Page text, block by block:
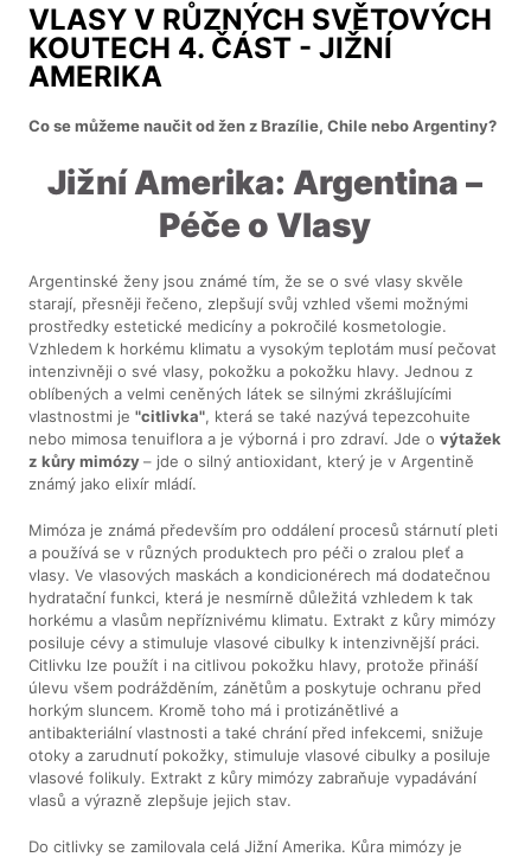
VLASY V RŮZNÝCH SVĚTOVÝCH
KOUTECH 4. ČÁST - JIŽNÍ
AMERIKA
Co se můžeme naučit od žen z Brazílie, Chile nebo Argentiny?
Jižní Amerika: Argentina –
Péče o Vlasy
Argentinské ženy jsou známé tím, že se o své vlasy skvěle
starají, přesněji řečeno, zlepšují svůj vzhled všemi možnými
prostředky estetické medicíny a pokročilé kosmetologie.
Vzhledem k horkému klimatu a vysokým teplotám musí pečovat
intenzivněji o své vlasy, pokožku a pokožku hlavy. Jednou z
oblíbených a velmi ceněných látek se silnými zkrášlujícími
vlastnostmi je"citlivka", která se také nazývá tepezcohuite
nebo mimosa tenuiflora a je výborná i pro zdraví. Jde ovýtažek
z kůry mimózy– jde o silný antioxidant, který je v Argentině
známý jako elixír mládí.
Mimóza je známá především pro oddálení procesů stárnutí pleti
a používá se v různých produktech pro péči o zralou pleť a
vlasy. Ve vlasových maskách a kondicionérech má dodatečnou
hydratační funkci, která je nesmírně důležitá vzhledem k tak
horkému a vlasům nepříznivému klimatu. Extrakt z kůry mimózy
posiluje cévy a stimuluje vlasové cibulky k intenzivnější práci.
Citlivku lze použít i na citlivou pokožku hlavy, protože přináší
úlevu všem podrážděním, zánětům a poskytuje ochranu před
horkým sluncem. Kromě toho má i protizánětlivé a
antibakteriální vlastnosti a také chrání před infekcemi, snižuje
otoky a zarudnutí pokožky, stimuluje vlasové cibulky a posiluje
vlasové folikuly. Extrakt z kůry mimózy zabraňuje vypadávání
vlasů a výrazně zlepšuje jejich stav.
Do citlivky se zamilovala celá Jižní Amerika. Kůra mimózy je